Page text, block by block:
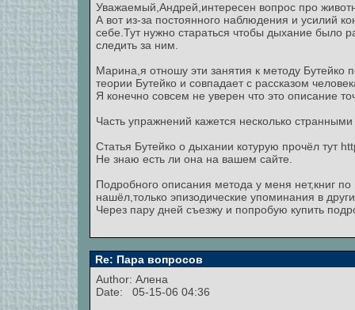
Уважаемый,Андрей,интересен вопрос про
А вот из-за постоянного наблюдения и усилий
себе.Тут нужно стараться чтобы дыхание было
следить за ним.
Марина,я отношу эти занятия к методу Бутейко
теории Бутейко и совпадает с рассказом
Я конечно совсем не уверен что это описание
Часть упражнений кажется несколько
Статья Бутейко о дыхании котурую прочёл тут
Не знаю есть ли она на вашем сайте.
Подробного описания метода у меня нет,книг
нашёл,только эпизодические упоминания в
Через пару дней съезжу и попробую купить
Re: Пара вопросов
Author: Алена
Date: 05-15-06 04:36